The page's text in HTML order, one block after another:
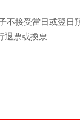
不接受當日或翌日
退票或換票